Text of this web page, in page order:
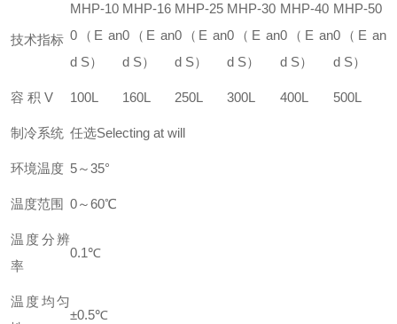
技术指标
MHP-10
0（E an
d S）
MHP-16
0（E an
d S）
MHP-25
0（E an
d S）
MHP-30
0（E an
d S）
MHP-40
0（E an
d S）
MHP-50
0（E an
d S）
容 积 V 100L 160L 250L 300L 400L 500L
制冷系统 任选Selecting at will
环境温度 5～35°
温度范围 0～60℃
温度分辨
率
0.1℃
温度均匀
±0.5℃